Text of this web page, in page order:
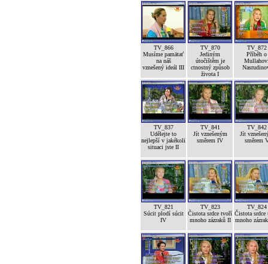
TV_866
Musíme pamätať
na náš
vznešený ideál III
TV_870
Jediným
útočištěm je
ctnostný způsob
života I
TV_872
Příběh o
TV_837
Udělejte to
nejlepší v jakékoli
situaci jste II
TV_841
Jít vznešeným
směrem IV
TV_842
Jít
směrem
TV_821
Súcit plodí súcit
IV
TV_823
Čistota srdce tvoří
mnoho zázraků II
TV_824
Čistota srdce
mnoho